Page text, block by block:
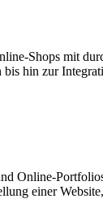
Shops mit
hin zur
Online-
einer